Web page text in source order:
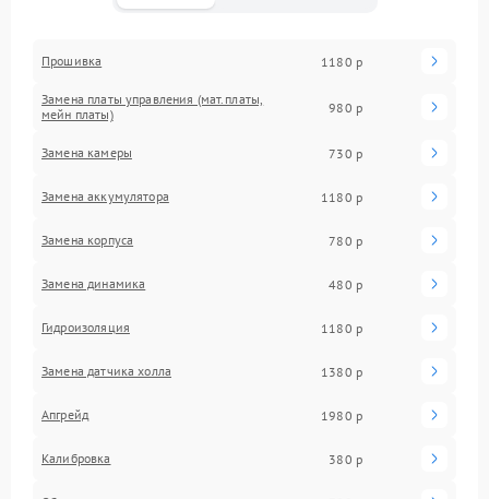
Прошивка 1180 р
Замена платы управления (мат.платы,
мейн платы)
980 р
Замена камеры 730 р
Замена аккумулятора 1180 р
Замена корпуса 780 р
Замена динамика 480 р
Гидроизоляция 1180 р
Замена датчика холла 1380 р
Апгрейд 1980 р
Калибровка 380 р